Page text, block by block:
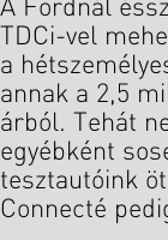
A Fordnál
TDCi-vel
a
annak a 2,5
árból. Tehát
egyébként
tesztautóink
Connecté